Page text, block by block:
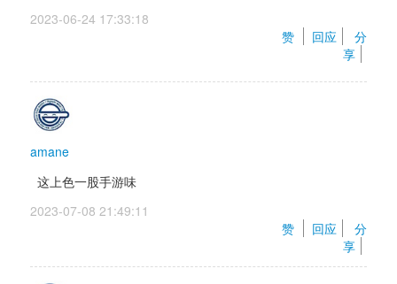
2023-06-24 17:33:18
赞
回应
分
享
amane
这上色一股手游味
2023-07-08 21:49:11
赞
回应
分
享